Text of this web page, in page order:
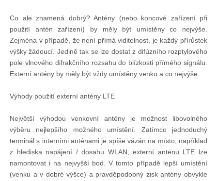
Co ale znamená dobrý? Antény (nebo koncové zařízení při
použití antén zařízení) by měly být umístěny co nejvýše.
Zejména v případě, že není přímá viditelnost, je každý přírůstek
výšky žádoucí. Jedině tak se lze dostat z difúzního rozptylového
pole vlnového difrakčního rozsahu do blízkosti přímého signálu.
Externí antény by měly být vždy umístěny venku a co nejvýše.
Výhody použití externí antény LTE
Největší výhodou venkovní antény je možnost libovolného
výběru nejlepšího možného umístění. Zatímco jednoduchý
terminál s interními anténami je spíše vázán na místo, například
z hlediska napájení / dosahu WLAN, externí anténu LTE lze
namontovat i na nejvyšší bod. V tomto případě lepší umístění
(venku a v dobré výšce) a pravděpodobný zisk antény obvykle